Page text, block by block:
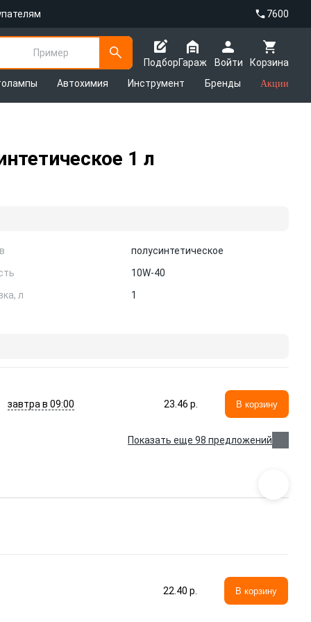
7600
Пример
Подбор
Корзина
Гараж
Войти
Автохимия Инструмент Бренды Акции
1 л
полусинтетическое
10W-40
л
1
завтра в 09:00 23.46 p. В корзину
Показать еще 98 предложений
22.40 p. В корзину